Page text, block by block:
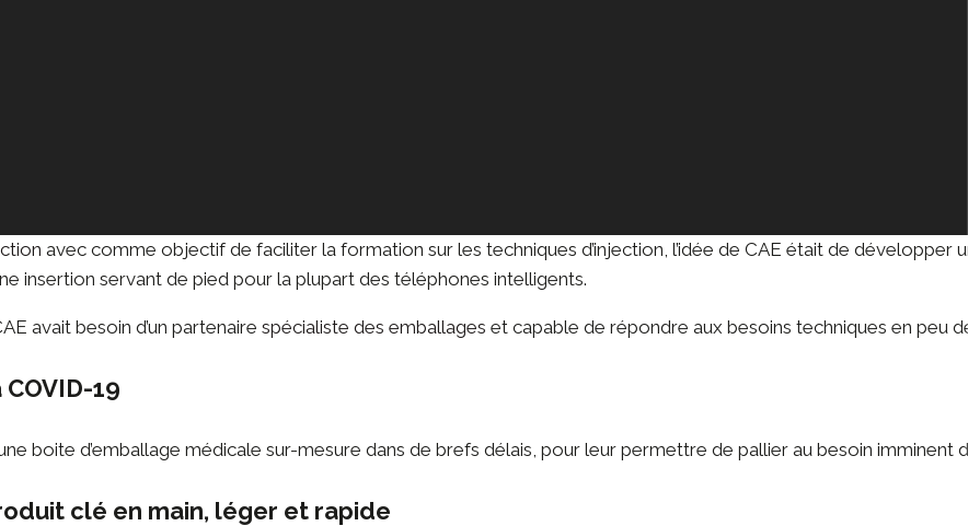
avec comme objectif de faciliter la formation sur les techniques d’injection, l’idée de CAE était de
insertion servant de pied pour la plupart des téléphones intelligents.
avait besoin d’un partenaire spécialiste des emballages et capable de répondre aux besoins techniques en peu
19
boite d’emballage médicale sur-mesure dans de brefs délais, pour leur permettre de pallier au besoin
clé en main, léger et rapide